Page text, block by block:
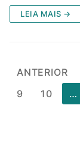
LEIA MAIS →
Paginação
de
ANTERIOR
9
10 …